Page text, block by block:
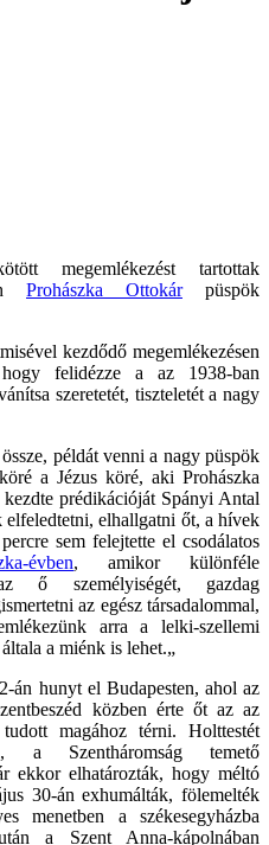
megemlékezést tartottak
Prohászka Ottokárpüspök
kezdődő megemlékezésen
felidézze a az 1938-ban
szeretetét, tiszteletét a nagy
példát venni a nagy püspök
a Jézus köré, aki Prohászka
prédikációját Spányi Antal
elfeledtetni, elhallgatni őt, a hívek
sem felejtette el csodálatos
évben, amikor különféle
ő személyiségét, gazdag
az egész társadalommal,
arra a lelki-szellemi
a miénk is lehet.„
án hunyt el Budapesten, ahol az
közben érte őt az az
magához térni. Holttestét
a Szentháromság temető
ekkor elhatározták, hogy méltó
30-án exhumálták, fölemelték
menetben a székesegyházba
a Szent Anna-kápolnában